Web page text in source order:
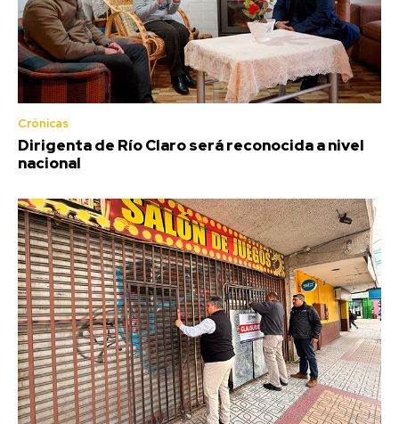
Crónicas
Dirigenta de Río Claro será reconocida a nivel
nacional